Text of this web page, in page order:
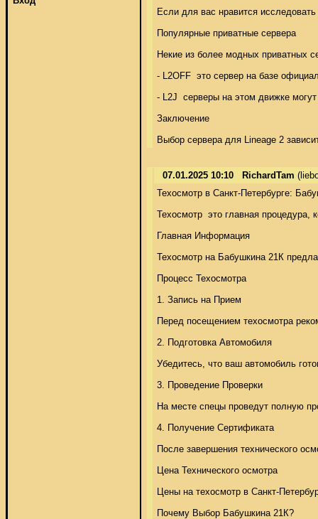
Если для вас нравится
Популярные приватные сервера
Некие из более модных приватных
- L2OFF  это сервер на базе
- L2J  серверы на этом движке
Заключение
Выбор сервера для Lineage 2
07.01.2025 10:10 RichardTam
Техосмотр в Санкт-Петербурге:
Техосмотр  это главная процедура,
Главная Информация
Техосмотр на Бабушкина 21К
Процесс Техосмотра
1. Запись на Прием
Перед посещением техосмотра
2. Подготовка Автомобиля
Убедитесь, что ваш автомобиль
3. Проведение Проверки
На месте спецы проведут полную
4. Получение Сертификата
После завершения технического
Цена Технического осмотра
Цены на техосмотр в Санкт-
Почему Выбор Бабушкина 21К?